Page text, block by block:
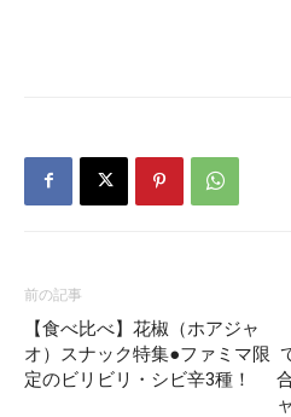
前の記事
【食べ比べ】花椒（ホアジャ
オ）スナック特集●ファミマ限
定のビリビリ・シビ辛3種！